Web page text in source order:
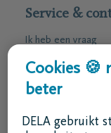
Service &
Ik heb een vraag
Ik wens een afspraak
Ik wens een
ma - vr 8u30
Cookies 🍪
beter
DELA gebruikt